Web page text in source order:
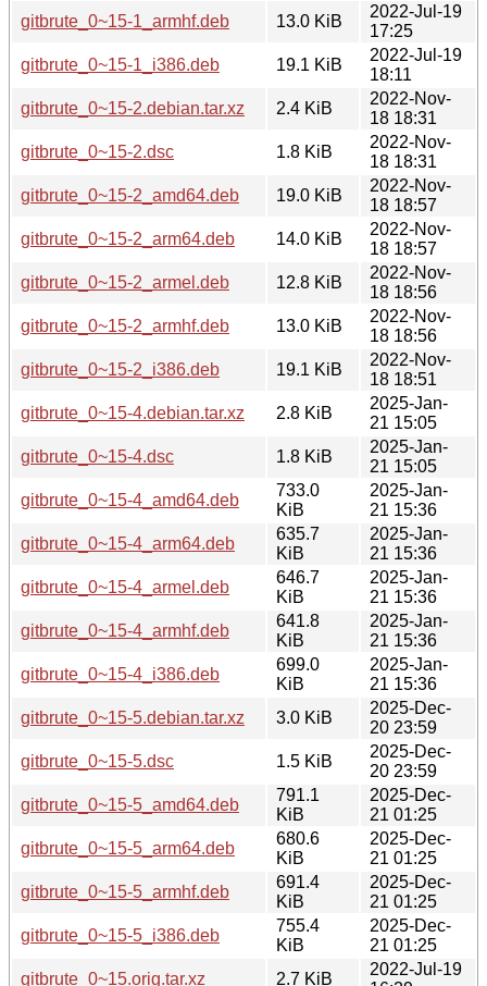
gitbrute_0~15-1_armhf.deb
13.0 KiB
2022-Jul-19
17:25
gitbrute_0~15-1_i386.deb
19.1 KiB
2022-Jul-19
18:11
gitbrute_0~15-2.debian.tar.xz
2.4 KiB
2022-Nov-
18 18:31
gitbrute_0~15-2.dsc
1.8 KiB
2022-Nov-
18 18:31
gitbrute_0~15-2_amd64.deb
19.0 KiB
2022-Nov-
18 18:57
gitbrute_0~15-2_arm64.deb
14.0 KiB
2022-Nov-
18 18:57
gitbrute_0~15-2_armel.deb
12.8 KiB
2022-Nov-
18 18:56
gitbrute_0~15-2_armhf.deb
13.0 KiB
2022-Nov-
18 18:56
gitbrute_0~15-2_i386.deb
19.1 KiB
2022-Nov-
18 18:51
gitbrute_0~15-4.debian.tar.xz
2.8 KiB
2025-Jan-
21 15:05
gitbrute_0~15-4.dsc
1.8 KiB
2025-Jan-
21 15:05
gitbrute_0~15-4_amd64.deb
733.0
KiB
2025-Jan-
21 15:36
gitbrute_0~15-4_arm64.deb
635.7
KiB
2025-Jan-
21 15:36
gitbrute_0~15-4_armel.deb
646.7
KiB
2025-Jan-
21 15:36
gitbrute_0~15-4_armhf.deb
641.8
KiB
2025-Jan-
21 15:36
gitbrute_0~15-4_i386.deb
699.0
KiB
2025-Jan-
21 15:36
gitbrute_0~15-5.debian.tar.xz
3.0 KiB
2025-Dec-
20 23:59
gitbrute_0~15-5.dsc
1.5 KiB
2025-Dec-
20 23:59
gitbrute_0~15-5_amd64.deb
791.1
KiB
2025-Dec-
21 01:25
gitbrute_0~15-5_arm64.deb
680.6
KiB
2025-Dec-
21 01:25
gitbrute_0~15-5_armhf.deb
691.4
KiB
2025-Dec-
21 01:25
gitbrute_0~15-5_i386.deb
755.4
KiB
2025-Dec-
21 01:25
gitbrute_0~15.orig.tar.xz
2.7 KiB
2022-Jul-19